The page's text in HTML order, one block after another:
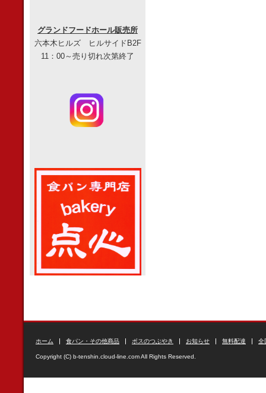
グランドフードホール販売所
六本木ヒルズ ヒルサイドB2F
11：00～売り切れ次第終了
ホーム 食パン・その他商品 ボスのつぶやき お知らせ 無料配達 全
Copyright (C) b-tenshin.cloud-line.com All Rights Reserved.